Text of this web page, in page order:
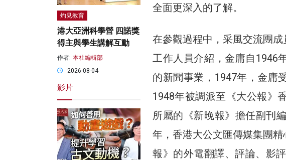
全面更深入的了解。
在參觀過程中，采風交流團
工作人員介紹，金庸自1946
的新聞事業，1947年，金庸
1948年被調派至《大公報》
所屬的《新晚報》擔任副刊
年，香港大公文匯傳媒集團
報》的外電翻譯、評論、影
灼見教育
港大亞洲科學營 四諾獎
得主與學生講解互動
作者: 本社編輯部
2026-08-04
影片